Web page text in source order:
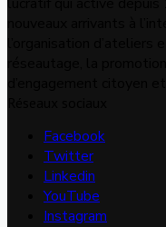
Facebook
Twitter
Linkedin
YouTube
Instagram